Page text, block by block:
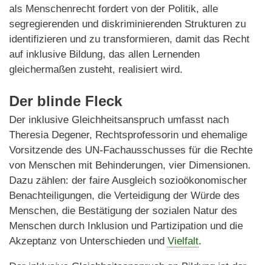
als Menschenrecht fordert von der Politik, alle
segregierenden und diskriminierenden Strukturen zu
identifizieren und zu transformieren, damit das Recht
auf inklusive Bildung, das allen Lernenden
gleichermaßen zusteht, realisiert wird.
Der blinde Fleck
Der inklusive Gleichheitsanspruch umfasst nach
Theresia Degener, Rechtsprofessorin und ehemalige
Vorsitzende des UN-Fachausschusses für die Rechte
von Menschen mit Behinderungen, vier Dimensionen.
Dazu zählen: der faire Ausgleich sozioökonomischer
Benachteiligungen, die Verteidigung der Würde des
Menschen, die Bestätigung der sozialen Natur des
Menschen durch Inklusion und Partizipation und die
Akzeptanz von Unterschieden und Vielfalt.